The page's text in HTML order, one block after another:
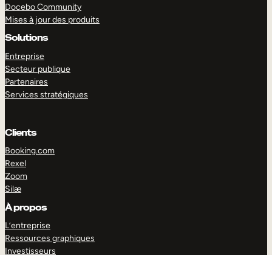
Docebo Community
Mises à jour des produits
Solutions
Entreprise
Secteur publique
Partenaires
Services stratégiques
Clients
Booking.com
Rexel
Zoom
Silæ
À propos
L’entreprise
Ressources graphiques
Investisseurs